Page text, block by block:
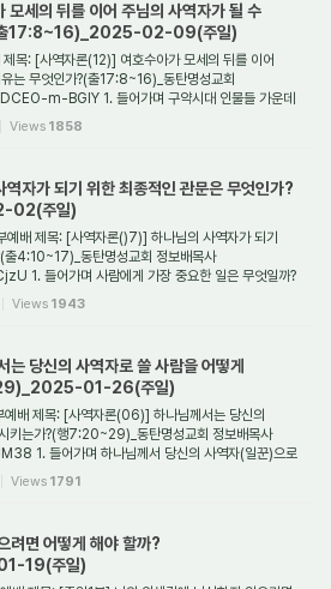
세의 뒤를 이어 주님의 사역자가 될 수
출17:8~16)_2025-02-09(주일)
: [사역자론(12)] 여호수아가 모세의 뒤를 이어
는 무엇인가?(출17:8~16)_동탄명성교회
m-BGlY 1. 들어가며 구약시대 인물들 가운데
Views 1858
자가 되기 위한 최종적인 관문은 무엇인가?
02(주일)
제목: [사역자론()7)] 하나님의 사역자가 되기
출4:10~17)_동탄명성교회 정보배목사
1. 들어가며 사람에게 가장 중요한 일은 무엇일까?
Views 1943
당신의 사역자로 쓸 사람을 어떻게
01-26(주일)
제목: [사역자론(06)] 하나님께서는 당신의
키는가?(행7:20~29)_동탄명성교회 정보배목사
1. 들어가며 하나님께서 당신의 사역자(일꾼)으로
Views 1791
려면 어떻게 해야 할까?
19(주일)